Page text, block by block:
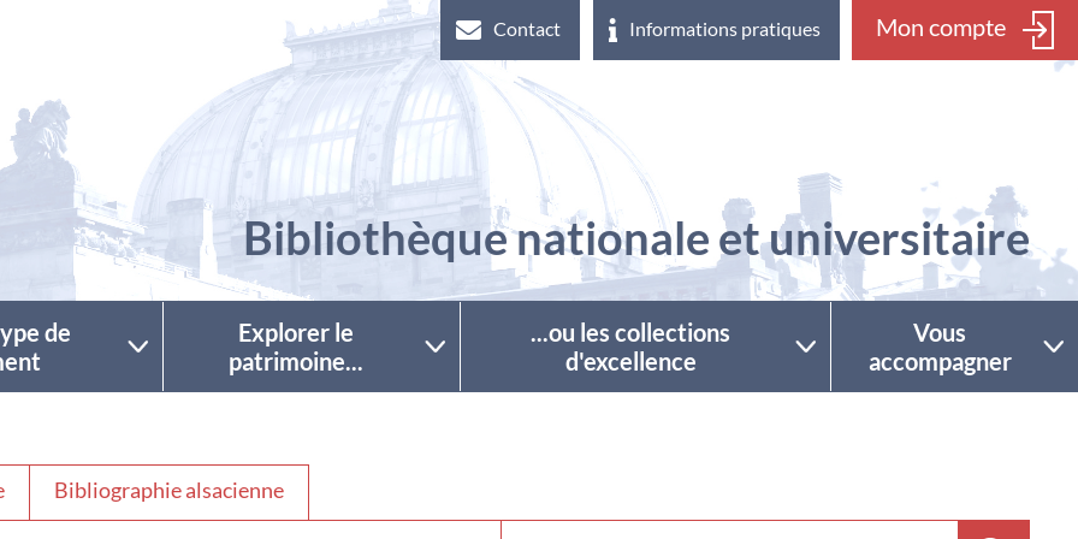
Contact Informations pratiques Mon compte
Bibliothèque nationale et universitaire
de
Explorer le
patrimoine...
...ou les collections
d'excellence
Vous
accompagner
Bibliographie alsacienne